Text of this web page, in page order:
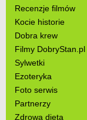
Recenzje filmów
Kocie historie
Dobra krew
Filmy DobryStan.pl
Sylwetki
Ezoteryka
Foto serwis
Partnerzy
Zdrowa dieta